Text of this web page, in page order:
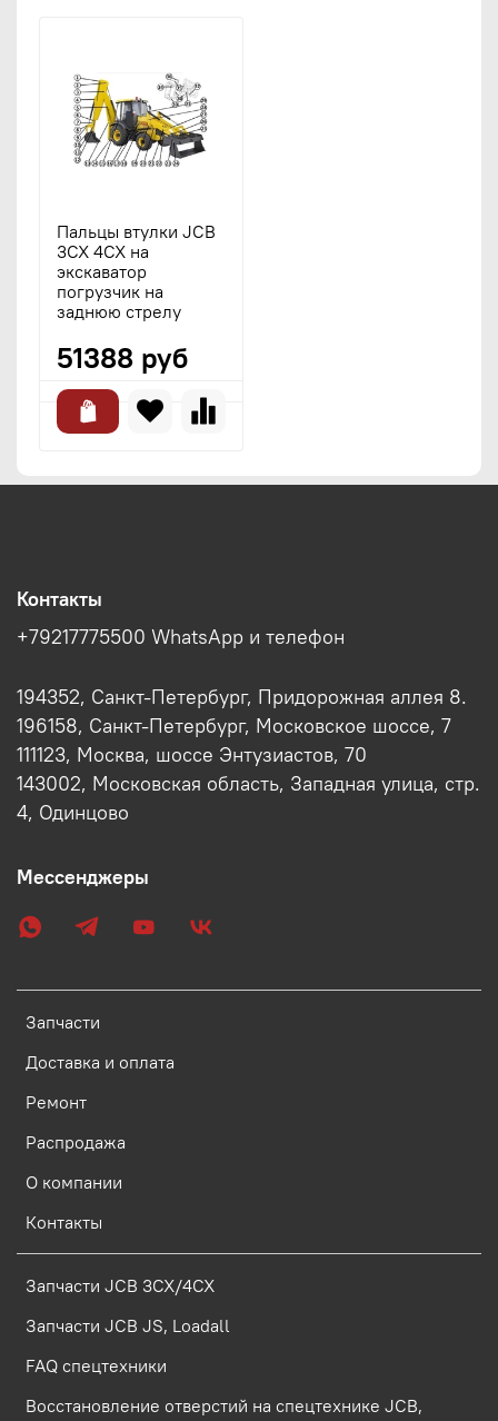
Пальцы втулки JCB
3CX 4CX на
экскаватор
погрузчик на
заднюю стрелу
51388 руб
Запчасти
Доставка и оплата
Ремонт
Распродажа
О компании
Контакты
Запчасти JCB 3CX/4CX
Запчасти JCB JS, Loadall
FAQ спецтехники
Восстановление отверстий на спецтехнике JCB,
Контакты
+79217775500 WhatsApp и телефон
194352, Санкт-Петербург, Придорожная аллея 8.
196158, Санкт-Петербург, Московское шоссе, 7
111123, Москва, шоссе Энтузиастов, 70
143002, Московская область, Западная улица, стр.
4, Одинцово
Мессенджеры